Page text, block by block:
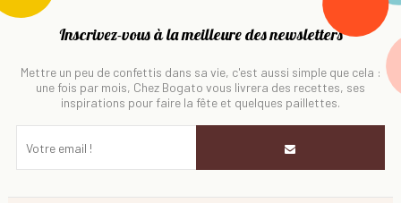
Inscrivez-vous à la meilleure des newsletters
Mettre un peu de confettis dans sa vie, c'est aussi simple que cela :
une fois par mois, Chez Bogato vous livrera des recettes, ses
inspirations pour faire la fête et quelques paillettes.